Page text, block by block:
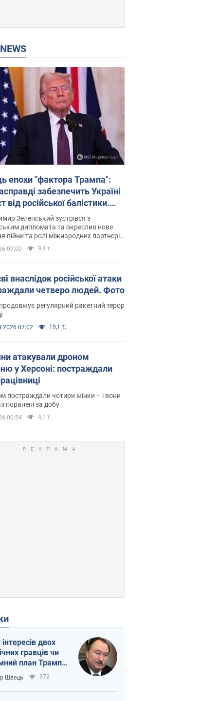
NEWS
епохи "фактора Трампа":
забезпечить Україні
від російської балістики.
з Безсмертним
Зеленський зустрівся з
дипломата та окреслив нове
війни та ролі міжнародних партнерів
з Росією
07:00 9,8 т.
внаслідок російської атаки
четверо людей. Фото
регулярний ракетний терор
07:02 19,1 т.
атакували дроном
у Херсоні: постраждали
постраждали чотири жінки – і вони
поранені за добу
00:54 4,1 т.
інтересів двох
гравців чи
план Трампа
Швець 372